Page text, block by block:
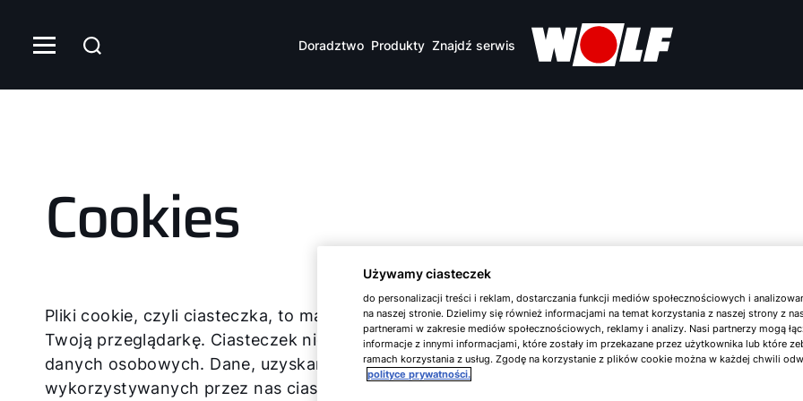
Doradztwo Produkty Znajdź serwis
Cookies
Pliki cookie, czyli ciasteczka, to małe pliki tekstowe, umieszczane na Twoim komputerze i
Twoją przeglądarkę. Ciasteczek nie można przyporządkować określonym osobom, nie
danych osobowych. Dane, uzyskane za ich pośrednictwem, nie są łączone z danym z innych
wykorzystywanych przez nas ciasteczek to tak zwane „ciasteczka sesyjne“, usuwane po
Używamy ciasteczek
do personalizacji treści i reklam, dostarczania funkcji mediów społecznościowych i
na naszej stronie. Dzielimy się również informacjami na temat korzystania z naszej strony z
partnerami w zakresie mediów społecznościowych, reklamy i analizy. Nasi partnerzy mogą
informacje z innymi informacjami, które zostały im przekazane przez użytkownika lub które
ramach korzystania z usług. Zgodę na korzystanie z plików cookie można w każdej chwili
polityce prywatności.